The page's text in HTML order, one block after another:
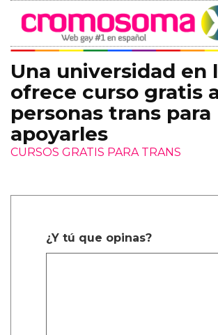
Una universidad en
ofrece curso gratis
personas trans para
apoyarles
CURSOS GRATIS PARA TRANS
¿Y tú que opinas?